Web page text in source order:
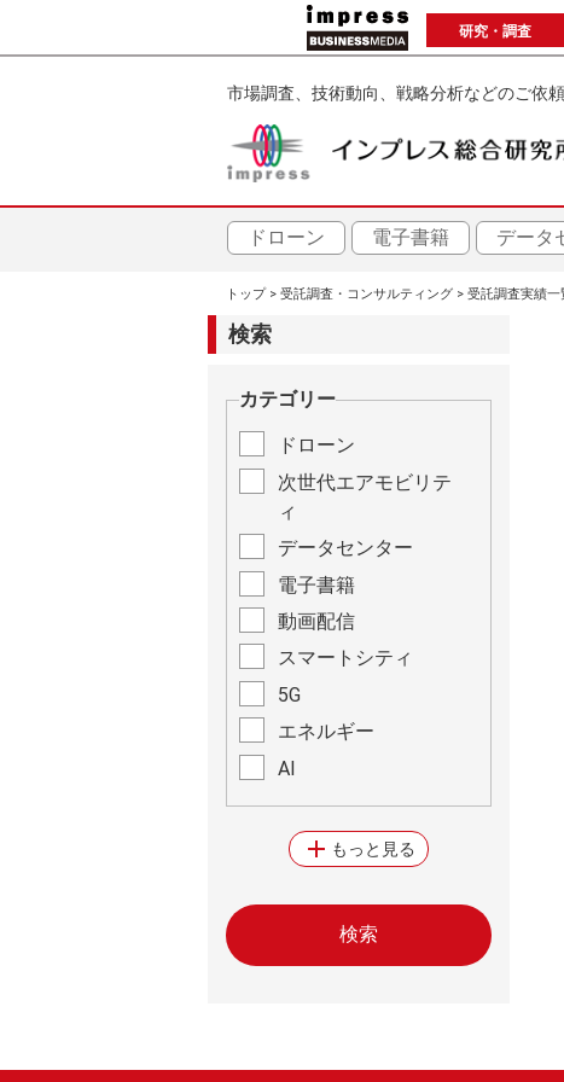
ン
研究・調査
市場調査、技術動向、戦略分析などのご依
ドローン 電子書籍 データ
パ
ず
トップ 受託調査・コンサルティング 受託調査実績一
検索
カテゴリー
ドローン
次世代エアモビリテ
ィ
データセンター
電子書籍
動画配信
スマートシティ
5G
エネルギー
AI
add もっと見る